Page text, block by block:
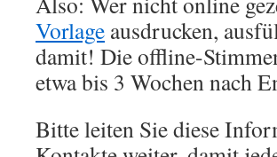
Vorlage ausdrucken,
damit! Die offline-
etwa bis 3 Wochen nach
Bitte leiten Sie diese